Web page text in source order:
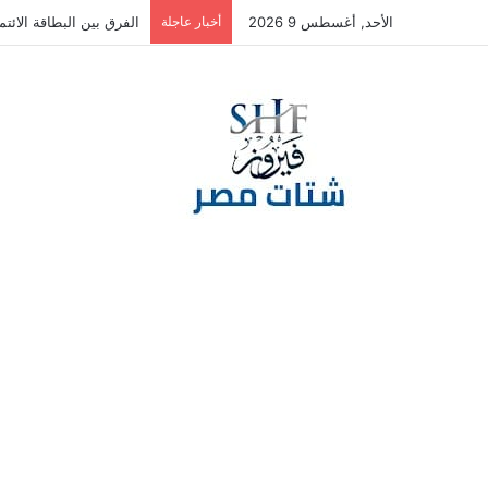
الأحد, أغسطس 9 2026 أخبار عاجلة الفرق بين البطاقة